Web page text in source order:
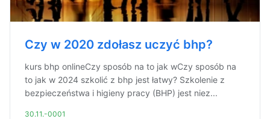
Czy w 2020 zdołasz uczyć bhp?
kurs bhp onlineCzy sposób na to jak wCzy sposób na
to jak w 2024 szkolić z bhp jest łatwy? Szkolenie z
bezpieczeństwa i higieny pracy (BHP) jest niez...
30.11.-0001